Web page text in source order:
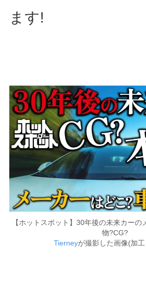
ます!
【ホットスポット】30年後の未来カー
物?CG?
Tierneyが撮影した画像(加